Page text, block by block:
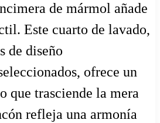
de mármol añade
Este cuarto de lavado,
de diseño
ofrece un
que trasciende la mera
refleja una armonía